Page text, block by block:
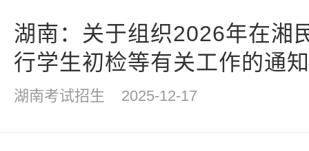
湖南：关于组织2026年在湘
行学生初检等有关工作的通知
湖南考试招生 2025-12-17